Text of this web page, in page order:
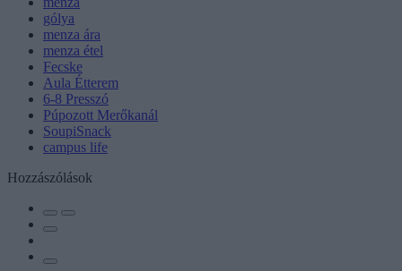
gólya
menza ára
menza étel
Fecske
Aula Étterem
6-8 Presszó
Púpozott Merőkanál
SoupiSnack
campus life
Hozzászólások